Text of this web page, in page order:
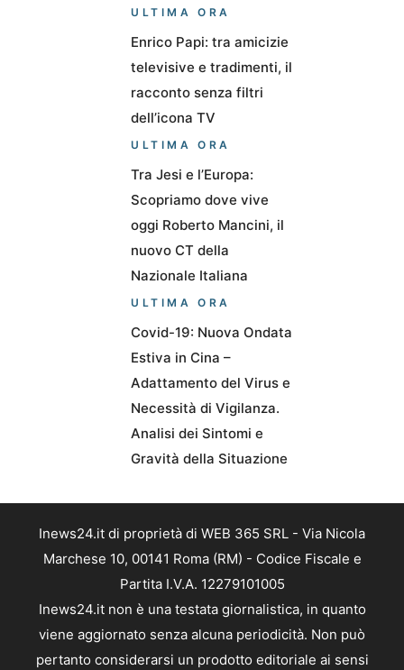
ULTIMA ORA
Enrico Papi: tra amicizie
televisive e tradimenti, il
racconto senza filtri
dell’icona TV
ULTIMA ORA
Tra Jesi e l’Europa:
Scopriamo dove vive
oggi Roberto Mancini, il
nuovo CT della
Nazionale Italiana
ULTIMA ORA
Covid-19: Nuova Ondata
Estiva in Cina –
Adattamento del Virus e
Necessità di Vigilanza.
Analisi dei Sintomi e
Gravità della Situazione
Inews24.it di proprietà di WEB 365 SRL - Via Nicola
Marchese 10, 00141 Roma (RM) - Codice Fiscale e
Partita I.V.A. 12279101005
Inews24.it non è una testata giornalistica, in quanto
viene aggiornato senza alcuna periodicità. Non può
pertanto considerarsi un prodotto editoriale ai sensi